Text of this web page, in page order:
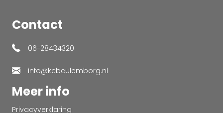
Contact
06-28434320
info@kcbculemborg.nl
Meer info
Privacyverklaring